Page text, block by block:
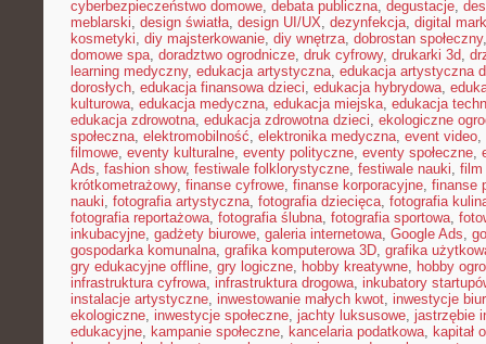
cyberbezpieczeństwo domowe, debata publiczna, degustacje,
meblarski, design światła, design UI/UX, dezynfekcja, digital
kosmetyki, diy majsterkowanie, diy wnętrza, dobrostan społeczny
domowe spa, doradztwo ogrodnicze, druk cyfrowy, drukarki 3d,
learning medyczny, edukacja artystyczna, edukacja artystyczna
dorosłych, edukacja finansowa dzieci, edukacja hybrydowa,
kulturowa, edukacja medyczna, edukacja miejska, edukacja
edukacja zdrowotna, edukacja zdrowotna dzieci, ekologiczne
społeczna, elektromobilność, elektronika medyczna, event video,
filmowe, eventy kulturalne, eventy polityczne, eventy społeczne,
Ads, fashion show, festiwale folklorystyczne, festiwale nauki, film
krótkometrażowy, finanse cyfrowe, finanse korporacyjne, finanse
nauki, fotografia artystyczna, fotografia dziecięca, fotografia
fotografia reportażowa, fotografia ślubna, fotografia sportowa,
inkubacyjne, gadżety biurowe, galeria internetowa, Google Ads,
gospodarka komunalna, grafika komputerowa 3D, grafika
gry edukacyjne offline, gry logiczne, hobby kreatywne, hobby
infrastruktura cyfrowa, infrastruktura drogowa, inkubatory
instalacje artystyczne, inwestowanie małych kwot, inwestycje
ekologiczne, inwestycje społeczne, jachty luksusowe, jastrzębie
edukacyjne, kampanie społeczne, kancelaria podatkowa, kapitał